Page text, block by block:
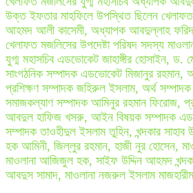
উক্ত ইফতার মাহফিলে উপস্থিত ছিলেন খেলাফত
আহমদ আলী কাসেমী, অধ্যাপক আবদুল্লাহ
খেলাফত মজলিসের উপদেষ্টা পরিষদ সদস্য
যুগ্ম মহাসচিব এডভোকেট জাহাঙ্গীর হোসাইন,
সাংগঠনিক সম্পাদক এডভোকেট মিজানুর
প্রশিক্ষণ সম্পাদক জহিরুল ইসলাম, অর্থ
সমাজকল্যাণ সম্পাদক আমিনুর রহমান ফিরোজ,
আবদুল হাফিজ খসরু, আইন বিষয়ক সম্পাদক
সম্পাদক তাওহীদুল ইসলাম তুহিন, খন্দকার
হক আমিনী, জিল্লুর রহমান, হাজী নুর হোসেন,
মাওলানা আজিজুল হক, সাইফ উদ্দিন আহমদ
আবদুস সামাদ, মাওলানা নজরুল ইসলাম